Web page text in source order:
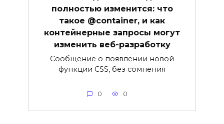
полностью изменится: что
такое @container, и как
контейнерные запросы могут
изменить веб-разработку
Сообщение о появлении новой
функции CSS, без сомнения
0 0